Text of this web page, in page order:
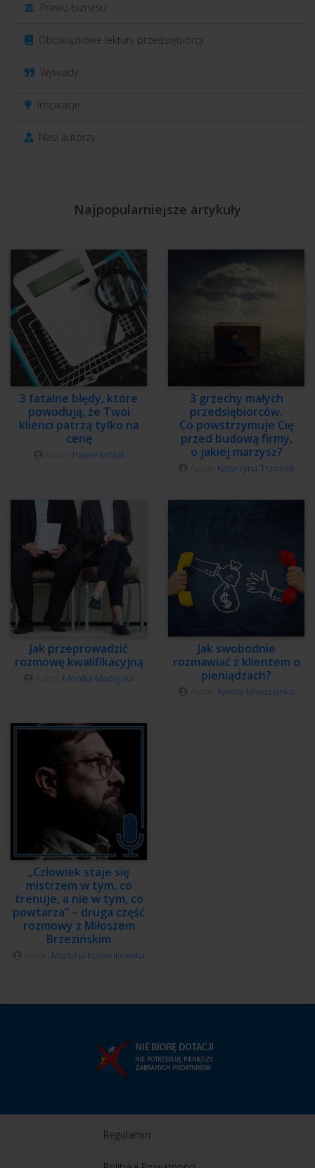
Prawo biznesu
Obowiązkowe lektury przedsiębiorcy
Wywiady
Inspiracje
Nasi autorzy
Najpopularniejsze artykuły
3 fatalne błędy, które
powodują, że Twoi
klienci patrzą tylko na
cenę
Paweł Królak
3 grzechy małych
przedsiębiorców.
Co powstrzymuje Cię
przed budową firmy,
o jakiej marzysz?
Katarzyna Trzonek
Jak przeprowadzić
rozmowę kwalifikacyjną
Monika Madejska
Jak swobodnie
rozmawiać z klientem o
pieniądzach?
Kamila Młodzianko
„Człowiek staje się
mistrzem w tym, co
trenuje, a nie w tym, co
powtarza” – druga część
rozmowy z Miłoszem
Brzezińskim
Martyna Kosienkowska
Regulamin